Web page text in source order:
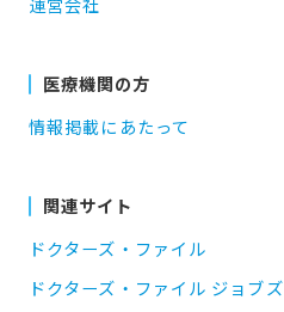
医療機関の方
情報掲載にあたって
関連サイト
ドクターズ・ファイル
ドクターズ・ファイル ジョブズ